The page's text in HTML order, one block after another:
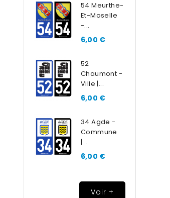
54 Meurthe-
Et-Moselle
-...
6,00 €
52
Chaumont -
Ville |...
6,00 €
34 Agde -
Commune
|...
6,00 €
Voir +